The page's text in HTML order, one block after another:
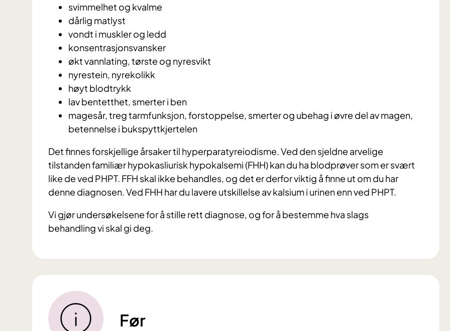
svimmelhet og kvalme
dårlig matlyst
vondt i muskler og ledd
konsentrasjonsvansker
økt vannlating, tørste og nyresvikt
nyrestein, nyrekolikk
høyt blodtrykk
lav bentetthet, smerter i ben
magesår, treg tarmfunksjon, forstoppelse, smerter og ubehag i øvre del av magen,
betennelse i bukspyttkjertelen
Det finnes forskjellige årsaker til hyperparatyreiodisme. Ved den sjeldne arvelige
tilstanden familiær hypokasliurisk hypokalsemi (FHH) kan du ha blodprøver som er svært
like de ved PHPT. FFH skal ikke behandles, og det er derfor viktig å finne ut om du har
denne diagnosen. Ved FHH har du lavere utskillelse av kalsium i urinen enn ved PHPT.
Vi gjør undersøkelsene for å stille rett diagnose, og for å bestemme hva slags
behandling vi skal gi deg.
Før